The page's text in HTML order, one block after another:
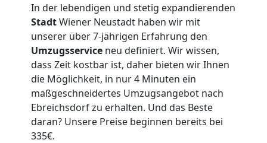
In der lebendigen und stetig expandierenden
StadtWiener Neustadt haben wir mit
unserer über 7-jährigen Erfahrung den
Umzugsservice neu definiert. Wir wissen,
dass Zeit kostbar ist, daher bieten wir Ihnen
die Möglichkeit, in nur 4 Minuten ein
maßgeschneidertes Umzugsangebot nach
Ebreichsdorf zu erhalten. Und das Beste
daran? Unsere Preise beginnen bereits bei
335€.
Neustadt
Tragehilfe
Wiener
Neustadt